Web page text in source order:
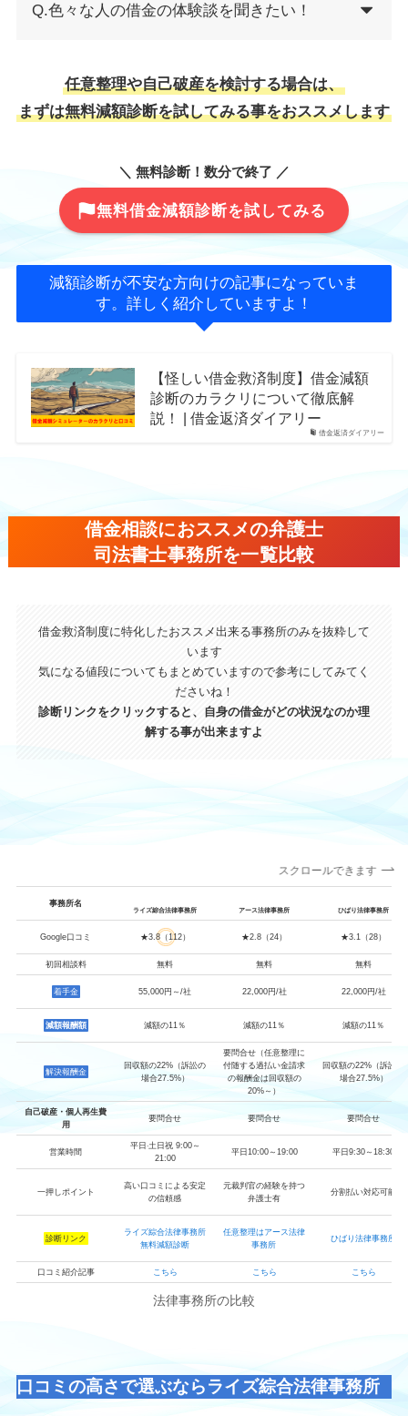
Q.色々な人の借金の体験談を聞きたい！
任意整理や自己破産を検討する場合は、
まずは無料減額診断を試してみる事をおススメします
＼ 無料診断！数分で終了 ／
無料借金減額診断を試してみる
減額診断が不安な方向けの記事になっていま
す。詳しく紹介していますよ！
借金返済ダイアリー
【怪しい借金救済制度】借金減額
診断のカラクリについて徹底解
説！ | 借金返済ダイアリー
借金相談におススメの弁護士
司法書士事務所を一覧比較
借金救済制度に特化したおススメ出来る事務所のみを抜粋して
います
気になる値段についてもまとめていますので参考にしてみてく
ださいね！
診断リンクをクリックすると、自身の借金がどの状況なのか理
解する事が出来ますよ
スクロールできます
事務所名
ライズ綜合法律事務所 アース法律事務所 ひばり法律事務所
Google口コミ ★3.8（112） ★2.8（24） ★3.1（28）
初回相談料 無料 無料 無料
着手金 55,000円～/社 22,000円/社 22,000円/社
減額報酬額 減額の11％ 減額の11％ 減額の11％
解決報酬金
回収額の22%（訴訟の
場合27.5%）
要問合せ（任意整理に
付随する過払い金請求
の報酬金は回収額の
20%～）
回収額の22%（訴訟の
場合27.5%）
自己破産・個人再生費
用
要問合せ 要問合せ 要問合せ
営業時間
平日‧土日祝 9:00～
21:00
平日10:00～19:00 平日9:30～18:30
一押しポイント
高い口コミによる安定
の信頼感
元裁判官の経験を持つ
弁護士有
分割払い対応可能
診断リンク
ライズ綜合法律事務所
無料減額診断
任意整理はアース法律
事務所
ひばり法律事務所
口コミ紹介記事 こちら こちら こちら
法律事務所の比較
口コミの高さで選ぶならライズ綜合法律事務所